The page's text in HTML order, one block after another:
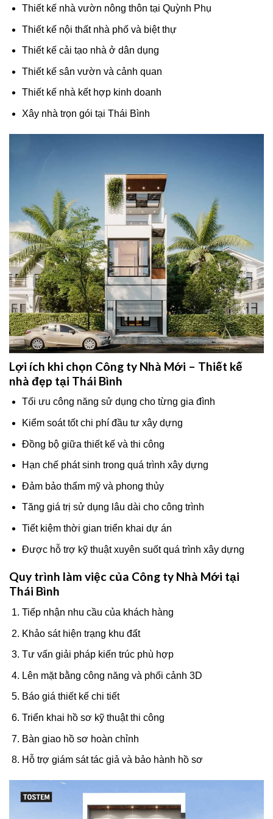
Thiết kế nhà vườn nông thôn tại Quỳnh Phụ
Thiết kế nội thất nhà phố và biệt thự
Thiết kế cải tạo nhà ở dân dụng
Thiết kế sân vườn và cảnh quan
Thiết kế nhà kết hợp kinh doanh
Xây nhà trọn gói tại Thái Bình
Lợi ích khi chọn Công ty Nhà Mới – Thiết kế
nhà đẹp tại Thái Bình
Tối ưu công năng sử dụng cho từng gia đình
Kiểm soát tốt chi phí đầu tư xây dựng
Đồng bộ giữa thiết kế và thi công
Hạn chế phát sinh trong quá trình xây dựng
Đảm bảo thẩm mỹ và phong thủy
Tăng giá trị sử dụng lâu dài cho công trình
Tiết kiệm thời gian triển khai dự án
Được hỗ trợ kỹ thuật xuyên suốt quá trình xây dựng
Quy trình làm việc của Công ty Nhà Mới tại
Thái Bình
Tiếp nhận nhu cầu của khách hàng
Khảo sát hiện trạng khu đất
Tư vấn giải pháp kiến trúc phù hợp
Lên mặt bằng công năng và phối cảnh 3D
Báo giá thiết kế chi tiết
Triển khai hồ sơ kỹ thuật thi công
Bàn giao hồ sơ hoàn chỉnh
Hỗ trợ giám sát tác giả và bảo hành hồ sơ